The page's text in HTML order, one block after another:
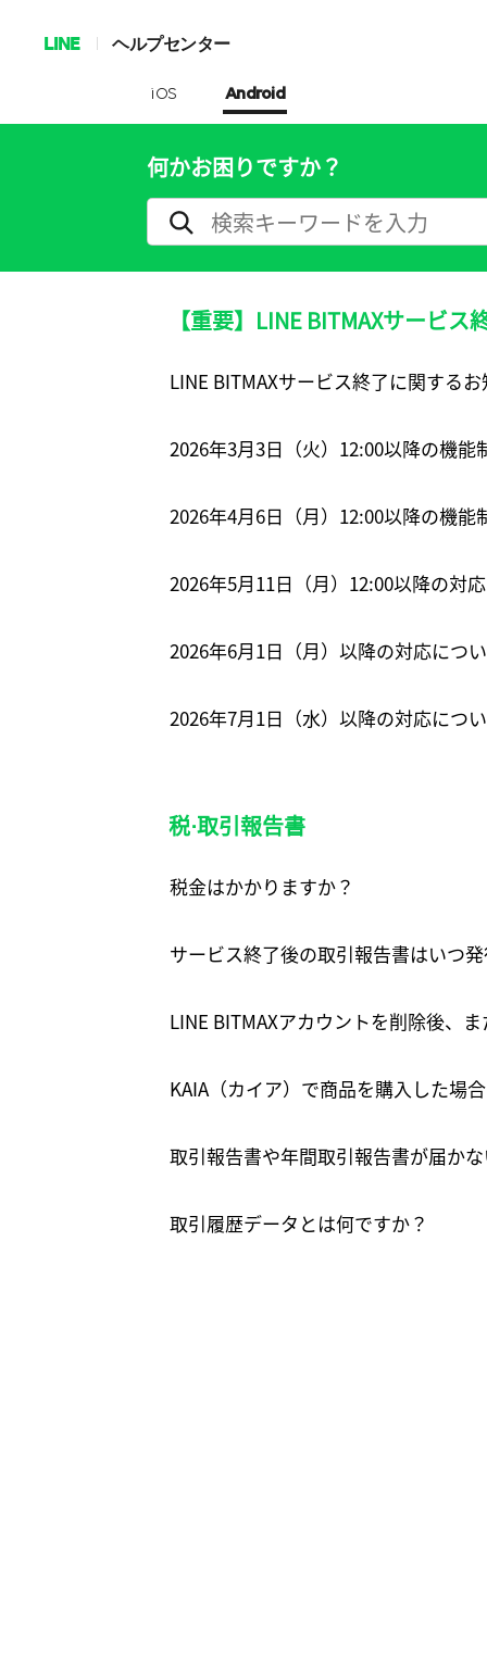
LINE ヘルプセンター
iOS Android
何かお困りですか？
【重要】LINE BITMAXサービ
LINE BITMAXサービス終了に関する
2026年3月3日（火）12:00以降の機能
2026年4月6日（月）12:00以降の機能
2026年5月11日（月）12:00以降の対
2026年6月1日（月）以降の対応につ
2026年7月1日（水）以降の対応につ
税⋅取引報告書
税金はかかりますか？
サービス終了後の取引報告書はいつ
LINE BITMAXアカウントを削除後、
KAIA（カイア）で商品を購入した場
取引報告書や年間取引報告書が届か
取引履歴データとは何ですか？